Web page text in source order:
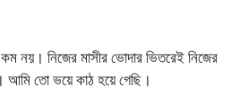
নয়। নিজের মাসীর ভোদার ভিতরেই নিজের
তো ভয়ে কাঠ হয়ে গেছি।